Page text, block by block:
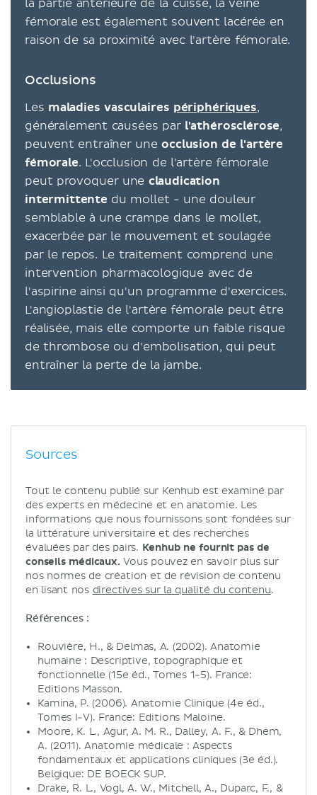
la partie antérieure de la cuisse, la veine
fémorale est également souvent lacérée en
raison de sa proximité avec l'artère fémorale.
Occlusions
Les maladies vasculaires périphériques,
généralement causées par l'athérosclérose,
peuvent entraîner uneocclusion de l'artère
fémorale. L'occlusion de l'artère fémorale
peut provoquer une claudication
intermittente du mollet - une douleur
semblable à une crampe dans le mollet,
exacerbée par le mouvement et soulagée
par le repos. Le traitement comprend une
intervention pharmacologique avec de
l'aspirine ainsi qu'un programme d'exercices.
L'angioplastie de l'artère fémorale peut être
réalisée, mais elle comporte un faible risque
de thrombose ou d'embolisation, qui peut
entraîner la perte de la jambe.
Sources
Tout le contenu publié sur Kenhub est examiné par
des experts en médecine et en anatomie. Les
informations que nous fournissons sont fondées sur
la littérature universitaire et des recherches
évaluées par des pairs. Kenhub ne fournit pas de
conseils médicaux. Vous pouvez en savoir plus sur
nos normes de création et de révision de contenu
en lisant nos directives sur la qualité du contenu.
Références :
Rouvière, H., & Delmas, A. (2002). Anatomie
humaine : Descriptive, topographique et
fonctionnelle (15e éd., Tomes 1-5). France:
Editions Masson.
Kamina, P. (2006). Anatomie Clinique (4e éd.,
Tomes I-V). France: Editions Maloine.
Moore, K. L., Agur, A. M. R., Dalley, A. F., & Dhem,
A. (2011). Anatomie médicale : Aspects
fondamentaux et applications cliniques (3e éd.).
Belgique: DE BOECK SUP.
Drake, R. L., Vogl, A. W., Mitchell, A., Duparc, F., &